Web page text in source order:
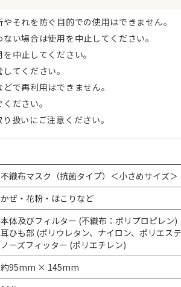
それを防ぐ目的での使用はできません。
い場合は使用を中止してください。
中止してください。
てください。
で再利用はできません。
ださい。
扱いにご注意ください。
不織布マスク（抗菌タイプ）＜小さめサイズ＞
かぜ・花粉・ほこりなど
本体及びフィルター (不織布：ポリプロピレン)
耳ひも部 (ポリウレタン、ナイロン、ポリエス
ノーズフィッター (ポリエチレン)
約95mm × 145mm